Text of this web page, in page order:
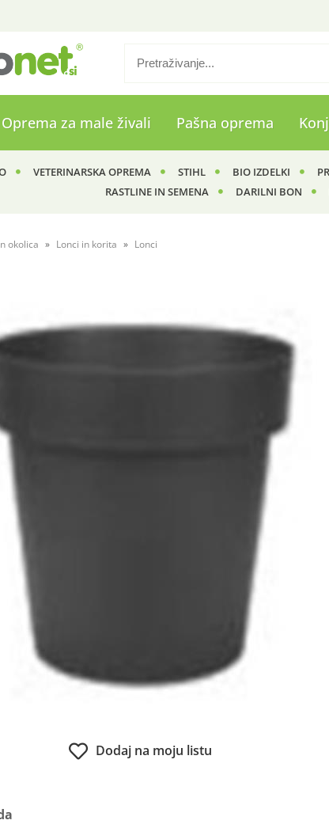
Oprema za male živali Pašna oprema
VETERINARSKA OPREMA STIHL BIO IZDELKI
RASTLINE IN SEMENA
DARILNI BON
okolica Lonci in korita Lonci
Dodaj na moju listu